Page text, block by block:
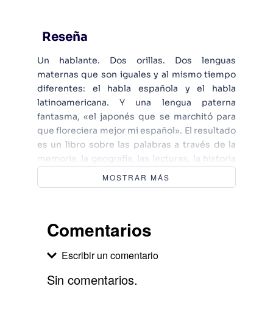
Reseña
Un hablante. Dos orillas. Dos lenguas
maternas que son iguales y al mismo tiempo
diferentes: el habla española y el habla
latinoamericana. Y una lengua paterna
fantasma, «el japonés que se marchitó para
que floreciera mejor mi español». El resultado
es un libro sobre las palabras a través de la
memoria, la geografía, las lecturas, la historia
y los nuevos escenarios de la escritura en la
era digital, por el que obtuvo el IX Premio
conversación y el paseo intelectual, Fernando
perplejidades como lector, hablante y
Andalucía– desde el Siglo de Oro hasta
MOSTRAR MÁS
Comentarios
Escribir un comentario
Sin comentarios.